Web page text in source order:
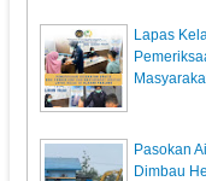
Lapas
Pasokan
Dimbau